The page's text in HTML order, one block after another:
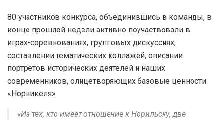
80 участников конкурса, объединившись в команды, в
конце прошлой недели активно поучаствовали в
играх-соревнованиях, групповых дискуссиях,
составлении тематических коллажей, описании
портретов исторических деятелей и наших
современников, олицетворяющих базовые ценности
«Норникеля».
«Из тех, кто имеет отношение к Норильску, две